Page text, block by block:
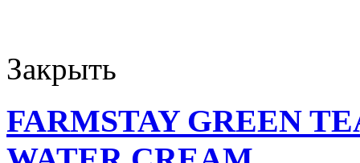
Закрыть
FARMSTAY GREEN